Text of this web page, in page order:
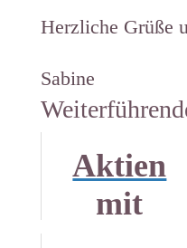
Herzliche Grüße
Sabine
Aktien
mit